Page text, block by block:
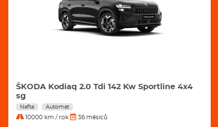
ŠKODA Kodiaq 2.0 Tdi 142 Kw Sportline 4x4
sg
Nafta Automat
10000 km / rok 36 měsíců